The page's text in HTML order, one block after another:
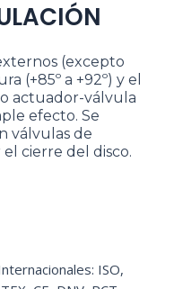
(excepto
(+85º a +92º) y el
actuador-válvula
efecto. Se
válvulas de
cierre del disco.
ISO,